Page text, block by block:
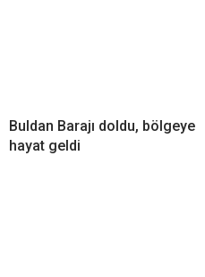
Buldan Barajı doldu, bölgeye
hayat geldi